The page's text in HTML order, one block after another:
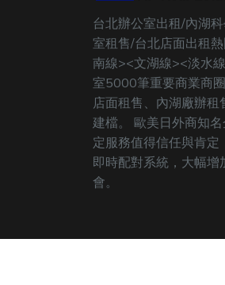
台北辦公室出租/內湖
室租售/台北店面出租
南線><文湖線><淡水
室5000筆重要商業商圈
店面租售、內湖廠辦租
建檔。 歐美日外商知
定服務值得信任與肯定
即時配對系統，大幅增
會。